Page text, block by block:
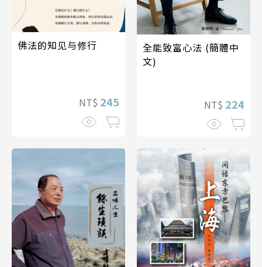
佛法的知见与修行
NT$ 245
全能致富心法 (簡體中
文)
NT$ 224